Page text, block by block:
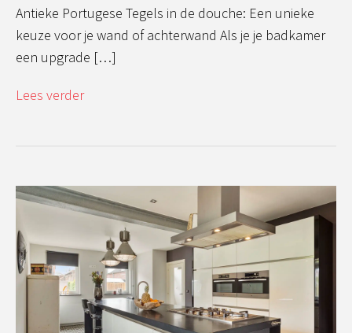
Antieke Portugese Tegels in de douche: Een unieke
keuze voor je wand of achterwand Als je je badkamer
een upgrade […]
Lees verder